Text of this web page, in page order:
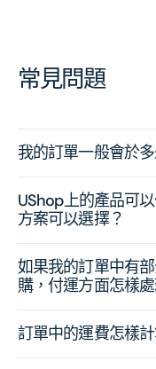
常見問題
我的訂單一般會於
UShop上的產品可
方案可以選擇？
如果我的訂單中有
購，付運方面怎樣
訂單中的運費怎樣